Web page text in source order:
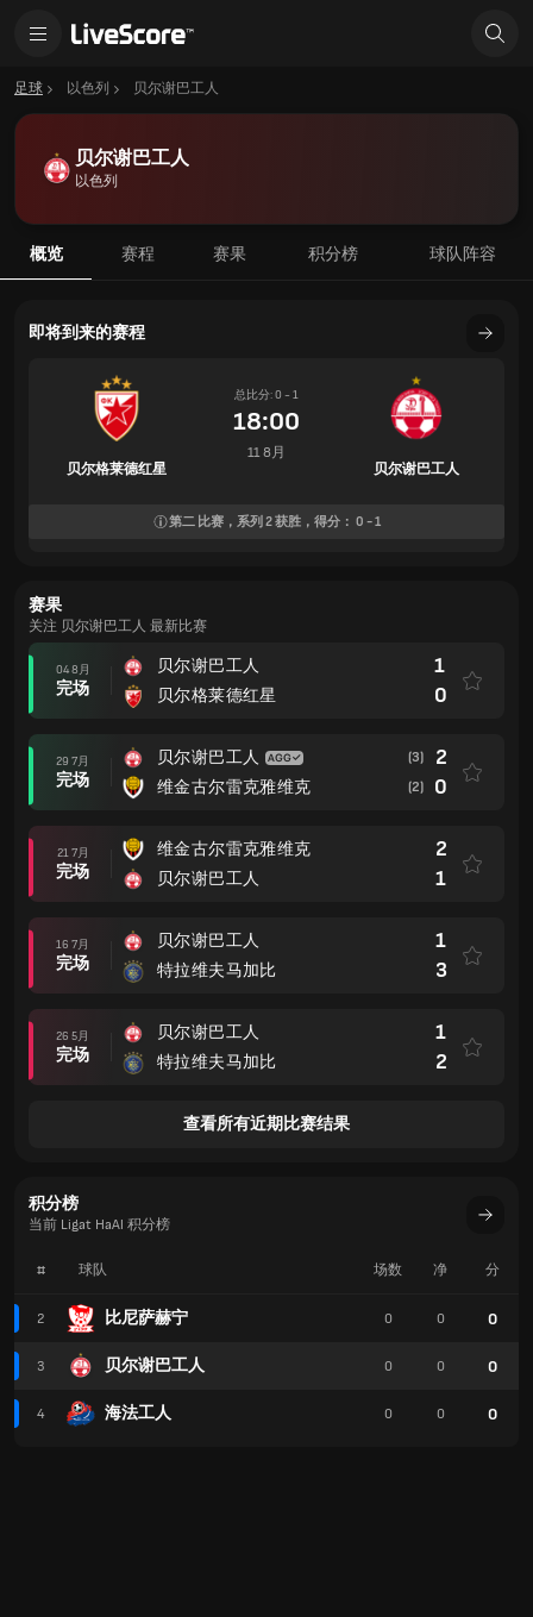
足球 以色列 贝尔谢巴工人
贝尔谢巴工人
以色列
概览 赛程 赛果 积分榜 球队阵容
即将到来的赛程
贝尔格莱德红星
总比分: 0 - 1
18:00
11 8月
贝尔谢巴工人
第二 比赛，系列 2获胜，得分： 0 -1
赛果
关注 贝尔谢巴工人 最新比赛
04 8月
完场
贝尔谢巴工人
贝尔格莱德红星
1
0
29 7月
完场
贝尔谢巴工人
维金古尔雷克雅维克
(3) 2
(2) 0
21 7月
完场
维金古尔雷克雅维克
贝尔谢巴工人
2
1
16 7月
完场
贝尔谢巴工人
特拉维夫马加比
1
3
26 5月
完场
贝尔谢巴工人
特拉维夫马加比
1
2
查看所有近期比赛结果
积分榜
当前 Ligat HaAl 积分榜
# 球队
2 比尼萨赫宁
3 贝尔谢巴工人
4 海法工人
场数 净 分
0 0 0
0 0 0
0 0 0